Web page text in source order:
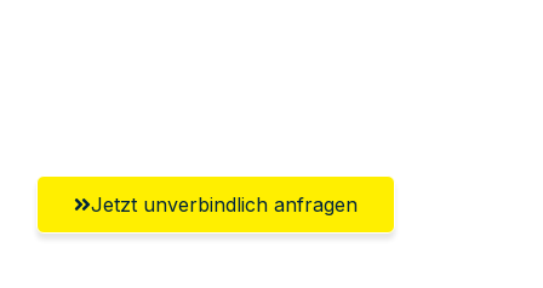
Jetzt unverbindlich anfragen